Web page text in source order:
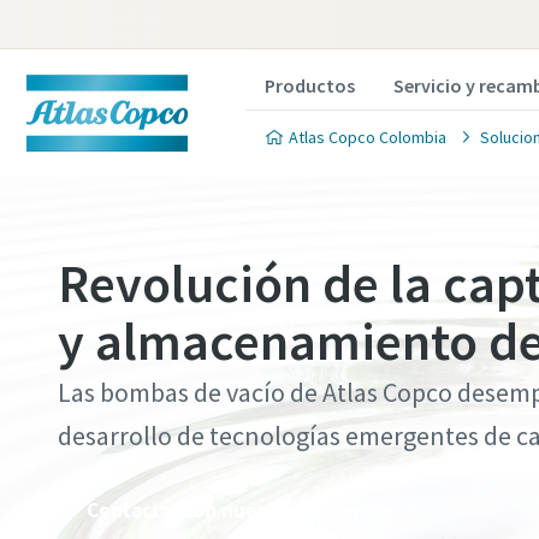
Productos Servicio y
Atlas Copco Colombia
Revolución de la
y almacenamiento
Las bombas de vacío de Atlas Copco
desarrollo de tecnologías emergentes de
Contactar con nuestros expertos
vacío
Atlas
vacío
Atlas
vacío
Atlas
vacío
Atlas
vacío
Atlas